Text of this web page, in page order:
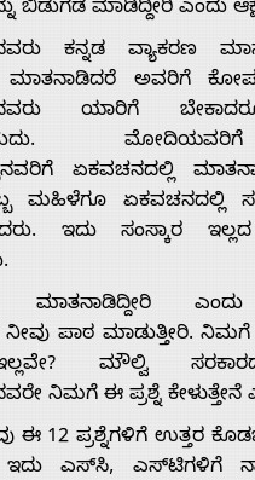
ಬಿಡುಗಡೆ ಮಾಡಿದ್ದೀರಿ ಎಂದು
ಕನ್ನಡ ವ್ಯಾಕರಣ
ಮಾತನಾಡಿದರೆ ಅವರಿಗೆ
ಯಾರಿಗೆ
ಏಕವಚನದಲ್ಲಿ
ಮಹಿಳೆಗೂ
ಇದು ಸಂಸ್ಕಾರ
ಮಾತನಾಡಿದ್ದೀರಿ
ಪಾಠ ಮಾಡುತ್ತೀರಿ.
ಮೌಲ್ವಿ ಸರಕಾರದ
ನಿಮಗೆ ಈ ಪ್ರಶ್ನೆ ಕೇಳುತ್ತೇನೆ
ಈ 12 ಪ್ರಶ್ನೆಗಳಿಗೆ ಉತ್ತರ
ಇದು ಎಸ್‍ಸಿ, ಎಸ್‍ಟಿಗಳಿಗೆ